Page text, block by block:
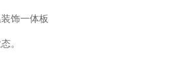
饰一体板
。